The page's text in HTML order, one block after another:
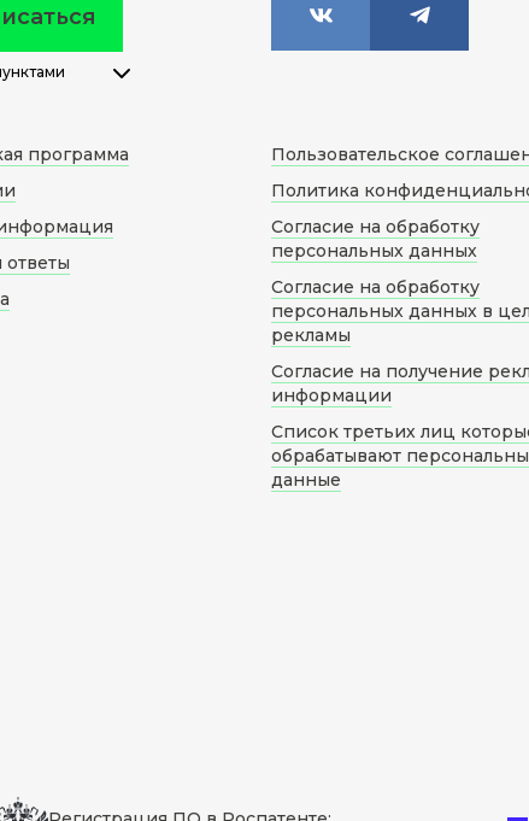
программа
Пользовательское
Политика
Согласие на обработку
персональных данных
Согласие на обработку
персональных данных в
рекламы
Согласие на получение
информации
Список третьих лиц
обрабатывают
данные